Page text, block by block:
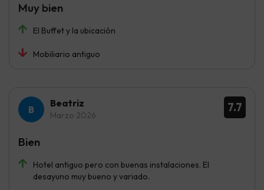
El Buffet y la ubicación
Mobiliario antiguo
Muy bien
7.7
Beatriz
Marzo 2026
Hotel antiguo pero con buenas instalaciones. El
desayuno muy bueno y variado.
Bien